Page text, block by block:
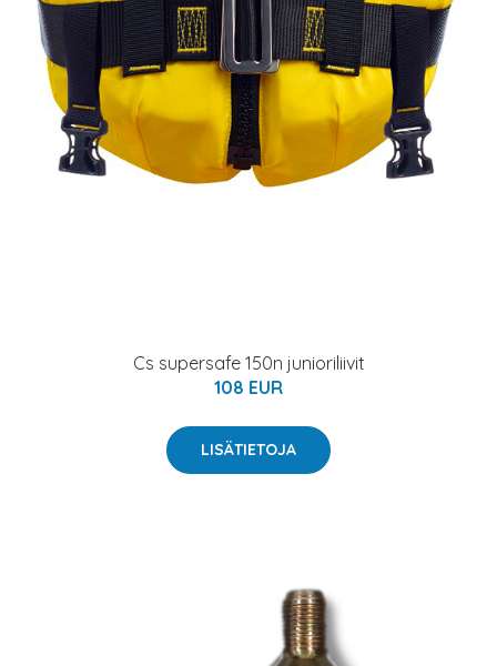
Cs supersafe 150n junioriliivit
108 EUR
LISÄTIETOJA